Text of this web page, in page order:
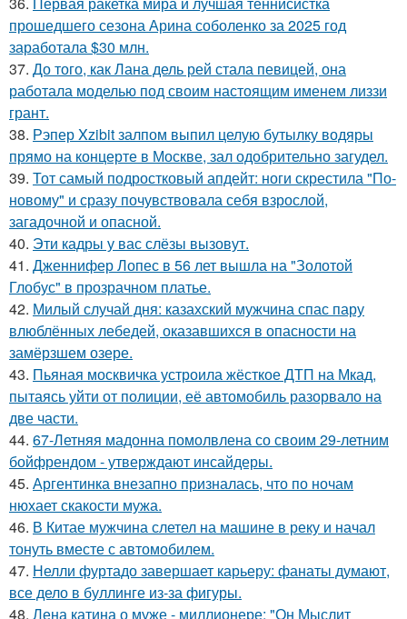
прошедшего сезона Арина соболенко за 2025 год
заработала $30 млн.
37. До того, как Лана дель рей стала певицей, она
работала моделью под своим настоящим именем лиззи
грант.
38. Рэпер Xzibit залпом выпил целую бутылку водяры
прямо на концерте в Москве, зал одобрительно загудел.
39. Тот самый подростковый апдейт: ноги скрестила "По-
новому" и сразу почувствовала себя взрослой,
загадочной и опасной.
40. Эти кадры у вас слёзы вызовут.
41. Дженнифер Лопес в 56 лет вышла на "Золотой
Глобус" в прозрачном платье.
42. Милый случай дня: казахский мужчина спас пару
влюблённых лебедей, оказавшихся в опасности на
замёрзшем озере.
43. Пьяная москвичка устроила жёсткое ДТП на Мкад,
пытаясь уйти от полиции, её автомобиль разорвало на
две части.
44. 67-Летняя мадонна помолвлена со своим 29-летним
бойфрендом - утверждают инсайдеры.
45. Аргентинка внезапно призналась, что по ночам
нюхает скакости мужа.
46. В Китае мужчина слетел на машине в реку и начал
тонуть вместе с автомобилем.
47. Нелли фуртадо завершает карьеру: фанаты думают,
все дело в буллинге из-за фигуры.
48. Лена катина о муже - миллионере: "Он Мыслит